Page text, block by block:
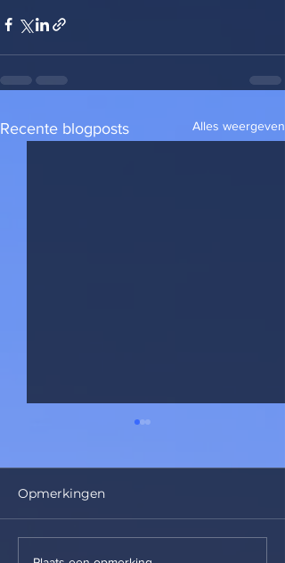
Recente blogposts Alles weergeven
Opmerkingen